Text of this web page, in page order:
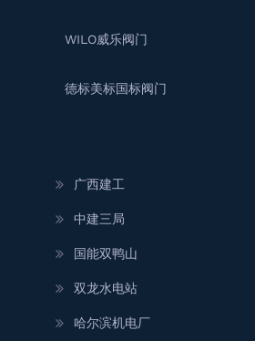
WILO威乐阀门
德标美标国标阀门
广西建工
中建三局
国能双鸭山
双龙水电站
哈尔滨机电厂